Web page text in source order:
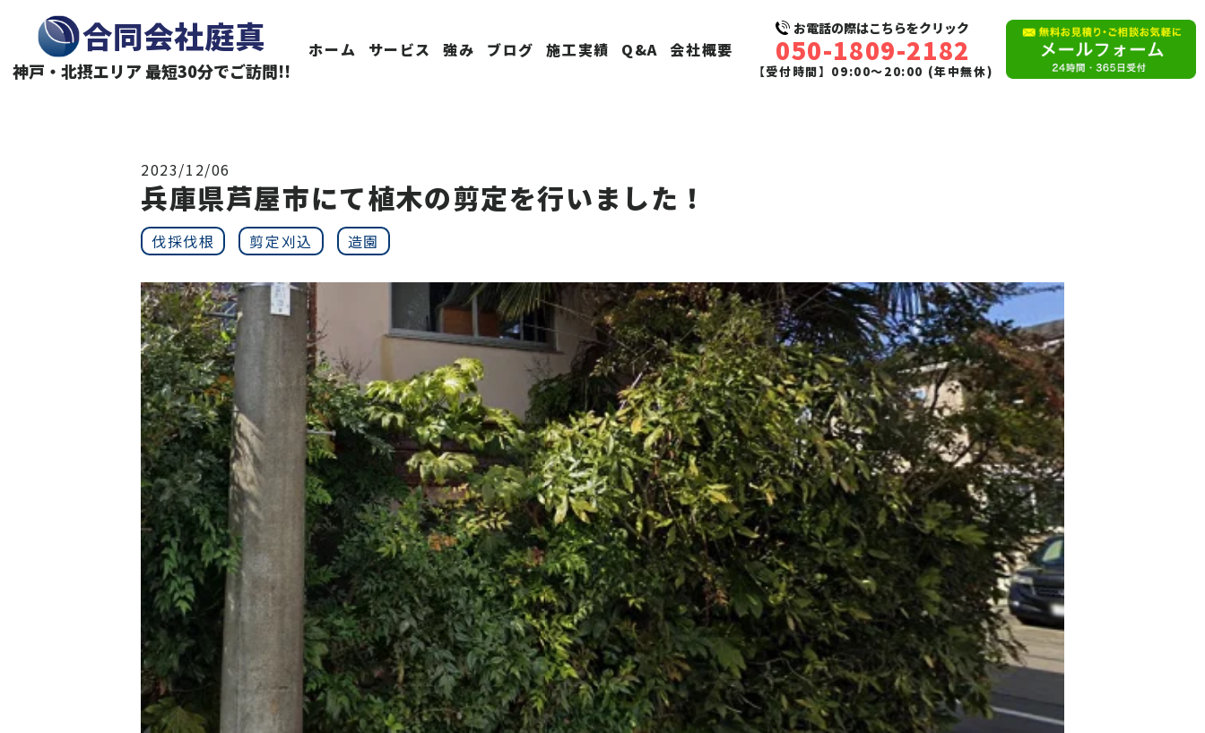
神戸・北摂エリアの伐採・剪定なら合同会社庭真へ
合同会社庭真
神戸・北摂エリア 最短30分でご訪問!!
ホーム サービス 強み ブログ 施工実績 Q&A 会社概要
お電話の際はこちらをクリック
050-1809-2182
【受付時間】09:00〜20:00 (年中無休)
2023/12/06
兵庫県芦屋市にて植木の剪定を行いました！
伐採伐根 剪定刈込 造園